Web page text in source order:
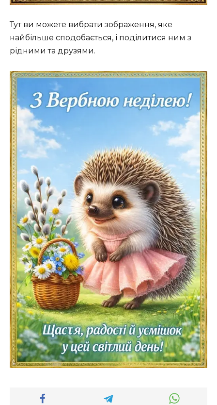
Тут ви можете вибрати зображення, яке
найбільше сподобається, і поділитися ним з
рідними та друзями.